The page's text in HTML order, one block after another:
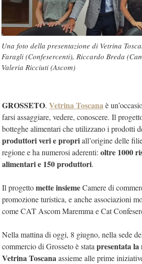
Una foto della presentazione di Vetrina
Faragli (Confesercenti), Riccardo Breda
Valeria Ricciuti (Ascom)
GROSSETO. Vetrina Toscanaè
farsi assaggiare, vedere, conoscere. Il
botteghe alimentari che utilizzano i prodotti
produttori veri e propriall’origine delle
regione e ha numerosi aderenti: oltre 1000
alimentari e 150 produttori.
Il progettomette insiemeCamere di
promozione turistica, e anche associazioni
come CAT Ascom Maremma e Cat
Nella mattina di oggi, 8 giugno, nella sede
commercio di Grosseto è stata presentata la
Vetrina Toscanaassieme alle prime